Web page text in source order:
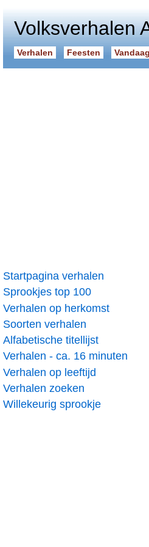
Volksverhalen
Verhalen Feesten
Startpagina verhalen
Sprookjes top 100
Verhalen op herkomst
Soorten verhalen
Alfabetische titellijst
Verhalen - ca. 16 minuten
Verhalen op leeftijd
Verhalen zoeken
Willekeurig sprookje